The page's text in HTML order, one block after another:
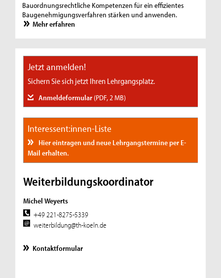
Bauordnungsrechtliche Kompetenzen für ein effizientes
Baugenehmigungsverfahren stärken und anwenden.
Mehr erfahren
Jetzt anmelden!
Sichern Sie sich jetzt Ihren Lehrgangsplatz.
Anmeldeformular (PDF, 2 MB)
Interessent:innen-Liste
Hier eintragen und neue Lehrgangstermine per E-
Mail erhalten.
Weiterbildungskoordinator
Michel Weyerts
+49 221-8275-5339
weiterbildung@th-koeln.de
Kontaktformular